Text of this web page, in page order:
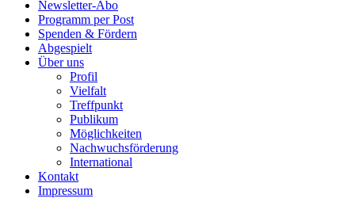
Newsletter-Abo
Programm per Post
Spenden & Fördern
Abgespielt
Über uns
Profil
Vielfalt
Treffpunkt
Publikum
Möglichkeiten
Nachwuchsförderung
International
Kontakt
Impressum